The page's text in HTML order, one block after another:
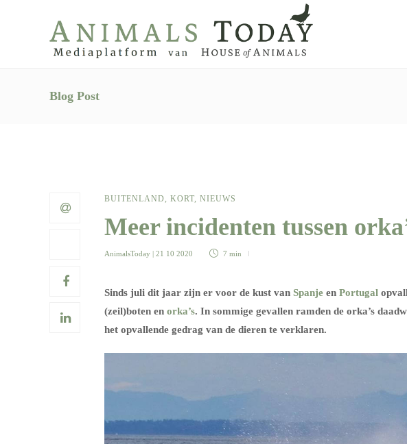
Blog Post
BUITENLAND, KORT, NIEUWS
Meer incidenten tussen
AnimalsToday | 21 10 2020 7 min
Sinds juli dit jaar zijn er voor de kust van Spanje en Portugal
(zeil)boten en orka’s. In sommige gevallen ramden de orka’s
het opvallende gedrag van de dieren te verklaren.